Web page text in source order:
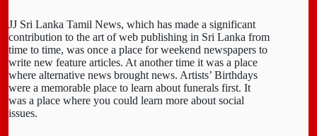
JJ Sri Lanka Tamil News, which has made a significant
contribution to the art of web publishing in Sri Lanka from
time to time, was once a place for weekend newspapers to
write new feature articles. At another time it was a place
where alternative news brought news. Artists’ Birthdays
were a memorable place to learn about funerals first. It
was a place where you could learn more about social
issues.